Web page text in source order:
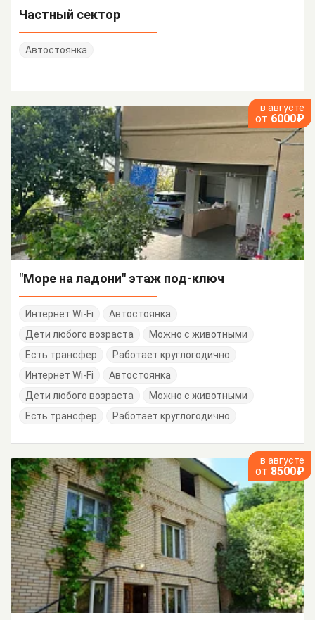
Частный сектор
Автостоянка
в августе
от 6000₽
"Море на ладони" этаж под-ключ
Интернет Wi-Fi
Автостоянка
Дети любого возраста
Можно с животными
Есть трансфер
Работает круглогодично
Интернет Wi-Fi
Автостоянка
Дети любого возраста
Можно с животными
Есть трансфер
Работает круглогодично
в августе
от 8500₽